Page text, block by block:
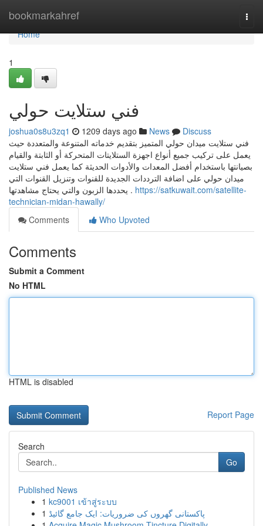
bookmarkahref
Home
Home
1
فني ستلايت حولي
joshua0s8u3zq1 1209 days ago News
Discuss
فني ستلايت ميدان حولي المتميز بتقديم خدماته المتنوعة والمتعددة حيث
يعمل على تركيب جميع أنواع اجهزة الستلايتات المتحركة أو الثابتة والقيام
بصيانتها باستخدام أفضل المعدات والأدوات الحديثة كما يعمل فني ستلايت
ميدان حولي على اضافة الترددات الجديدة للقنوات وتنزيل القنوات التي
يحددها الزبون والتي يحتاج مشاهدتها . https://satkuwait.com/satellite-
technician-midan-hawally/
Comments
Who Upvoted
Comments
Submit a Comment
No HTML
HTML is disabled
Report Page
Search
Go
Published News
1 kc9001 เข้าสู่ระบบ
1 پاکستانی گھروں کی ضروریات: ایک جامع گائیڈ